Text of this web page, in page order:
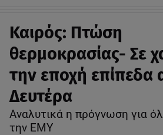
Καιρός: Πτώση
θερμοκρασίας- Σε
την εποχή επίπεδα
Δευτέρα
Αναλυτικά η πρόγνωση για
την ΕΜΥ